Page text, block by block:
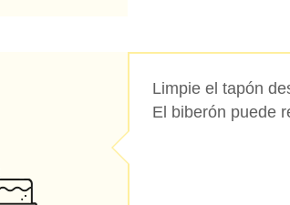
Limpie el tapón
El biberón puede